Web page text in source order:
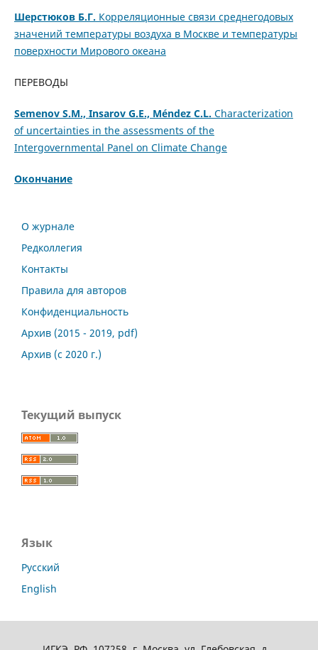
Шерстюков Б.Г. Корреляционные связи среднегодовых
значений температуры воздуха в Москве и температуры
поверхности Мирового океана
ПЕРЕВОДЫ
Semenov S.M., Insarov G.E., Méndez C.L. Characterization
of uncertainties in the assessments of the
Intergovernmental Panel on Climate Change
Окончание
О журнале
Редколлегия
Контакты
Правила для авторов
Конфиденциальность
Архив (2015 - 2019, pdf)
Архив (с 2020 г.)
Текущий выпуск
Язык
Русский
English